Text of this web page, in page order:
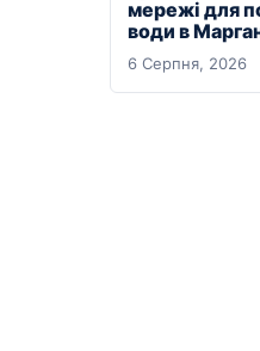
мережі для
води в
6 Серпня, 2026